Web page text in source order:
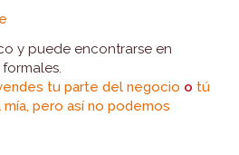
y puede encontrarse en
tu parte del negocio o tú
pero así no podemos